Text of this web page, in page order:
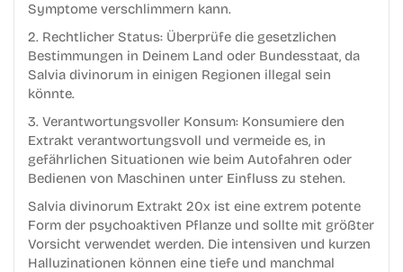
Symptome verschlimmern kann.
2. Rechtlicher Status: Überprüfe die gesetzlichen
Bestimmungen in Deinem Land oder Bundesstaat, da
Salvia divinorum in einigen Regionen illegal sein
könnte.
3. Verantwortungsvoller Konsum: Konsumiere den
Extrakt verantwortungsvoll und vermeide es, in
gefährlichen Situationen wie beim Autofahren oder
Bedienen von Maschinen unter Einfluss zu stehen.
Salvia divinorum Extrakt 20x ist eine extrem potente
Form der psychoaktiven Pflanze und sollte mit größter
Vorsicht verwendet werden. Die intensiven und kurzen
Halluzinationen können eine tiefe und manchmal